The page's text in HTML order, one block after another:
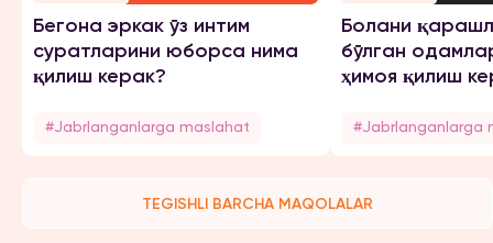
Бегона эркак ўз интим
суратларини юборса нима
қилиш керак?
#Jabrlanganlarga maslahat
Болани
бўлган
ҳимоя қилиш
#Jabrlanganlarga
TEGISHLI BARCHA MAQOLALAR